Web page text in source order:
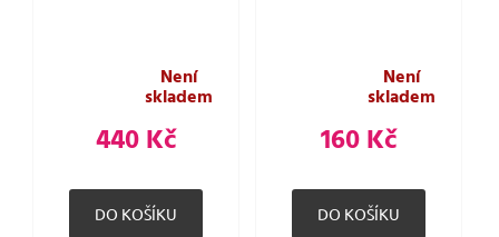
Není
skladem
440 Kč
Není
skladem
160 Kč